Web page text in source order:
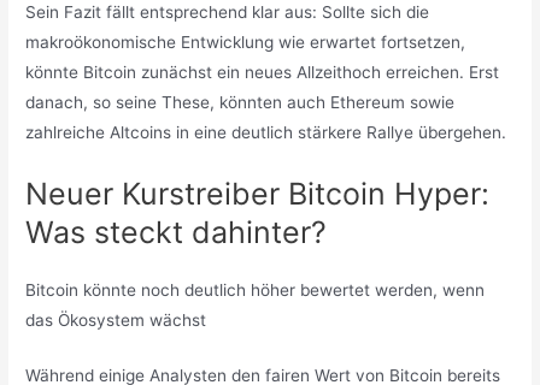
Sein Fazit fällt entsprechend klar aus: Sollte sich die
makroökonomische Entwicklung wie erwartet fortsetzen,
könnte Bitcoin zunächst ein neues Allzeithoch erreichen. Erst
danach, so seine These, könnten auch Ethereum sowie
zahlreiche Altcoins in eine deutlich stärkere Rallye übergehen.
Neuer Kurstreiber Bitcoin Hyper:
Was steckt dahinter?
Bitcoin könnte noch deutlich höher bewertet werden, wenn
das Ökosystem wächst
Während einige Analysten den fairen Wert von Bitcoin bereits